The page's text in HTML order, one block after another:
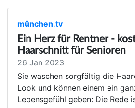
münchen.tv
Ein Herz für Rentner -
Haarschnitt für Senioren
26 Jan 2023
Sie waschen sorgfältig die
Look und können einem ein
Lebensgefühl geben: Die Rede